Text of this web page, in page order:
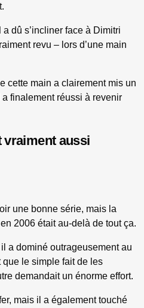
dû s’incliner face à Dimitri
revu – lors d’une main
cette main a clairement mis un
finalement réussi à revenir
vraiment aussi
une bonne série, mais la
2006 était au-delà de tout ça.
a dominé outrageusement au
le simple fait de les
demandait un énorme effort.
mais il a également touché